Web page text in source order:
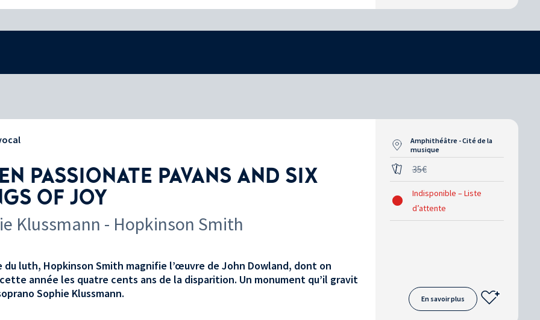
PASSIONATE PAVANS AND SIX
OF JOY
Klussmann - Hopkinson Smith
du luth, Hopkinson Smith magnifie l’œuvre de John Dowland, dont on
année les quatre cents ans de la disparition. Un monument qu’il gravit
Sophie Klussmann.
Amphithéâtre - Cité de la
musique
35€
Indisponible – Liste
d’attente
En savoir plus